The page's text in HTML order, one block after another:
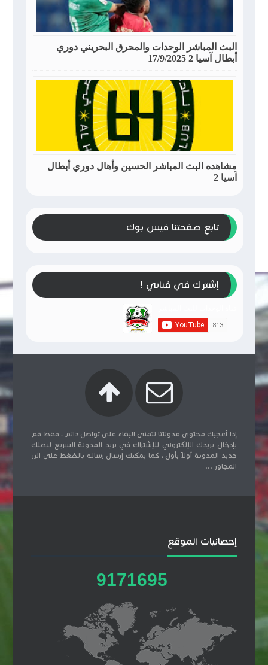
البث المباشر الوحدات والمحرق البحريني دوري
أبطال آسيا 2 17/9/2025
مشاهده البث المباشر الحسين وأهال دوري أبطال
آسيا 2
تابع صفحتنا فيس بوك
إشترك في قناتي !
إذا أعجبك محتوى مدونتنا نتمنى البقاء على تواصل دائم ، فقط قم
بإدخال بريدك الإلكتروني للإشتراك في بريد المدونة السريع ليصلك
جديد المدونة أولاً بأول ، كما يمكنك إرسال رساله بالضغط على الزر
المجاور ...
إحصائيات الموقع
9171695